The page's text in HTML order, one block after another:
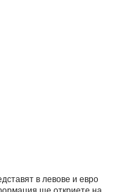
в левове и евро